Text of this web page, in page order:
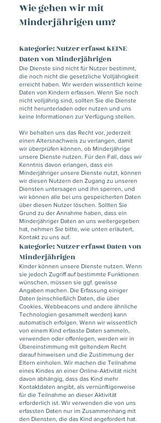
Wie gehen wir mit
Minderjährigen um?
Kategorie: Nutzer erfasst KEINE
Daten von Minderjährigen
Die Dienste sind nicht für Nutzer bestimmt,
die noch nicht die gesetzliche Volljährigkeit
erreicht haben. Wir werden wissentlich keine
Daten von Kindern erfassen. Wenn Sie noch
nicht volljährig sind, sollten Sie die Dienste
nicht herunterladen oder nutzen und uns
keine Informationen zur Verfügung stellen.
Wir behalten uns das Recht vor, jederzeit
einen Altersnachweis zu verlangen, damit
wir überprüfen können, ob Minderjährige
unsere Dienste nutzen. Für den Fall, dass wir
Kenntnis davon erlangen, dass ein
Minderjähriger unsere Dienste nutzt, können
wir diesen Nutzern den Zugang zu unseren
Diensten untersagen und ihn sperren, und
wir können alle bei uns gespeicherten Daten
über diesen Nutzer löschen. Sollten Sie
Grund zu der Annahme haben, dass ein
Minderjähriger Daten an uns weitergegeben
hat, nehmen Sie bitte, wie unten erläutert,
Kontakt zu uns auf.
Kategorie: Nutzer erfasst Daten von
Minderjährigen
Kinder können unsere Dienste nutzen. Wenn
sie jedoch Zugriff auf bestimmte Funktionen
wünschen, müssen sie ggf. gewisse
Angaben machen. Die Erfassung einiger
Daten (einschließlich Daten, die über
Cookies, Webbeacons und andere ähnliche
Technologien gesammelt werden) kann
automatisch erfolgen. Wenn wir wissentlich
von einem Kind erfasste Daten sammeln,
verwenden oder offenlegen, werden wir in
Übereinstimmung mit geltendem Recht
darauf hinweisen und die Zustimmung der
Eltern einholen. Wir machen die Teilnahme
eines Kindes an einer Online-Aktivität nicht
davon abhängig, dass das Kind mehr
Kontaktdaten angibt, als vernünftigerweise
für die Teilnahme an dieser Aktivität
erforderlich ist. Wir verwenden die von uns
erfassten Daten nur im Zusammenhang mit
den Diensten, die das Kind angefordert hat.